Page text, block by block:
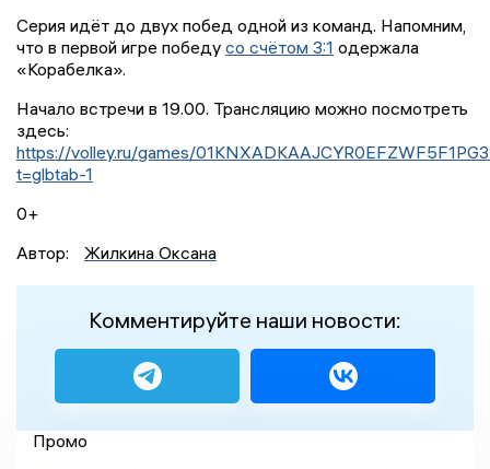
Серия идёт до двух побед одной из команд. Напомним,
что в первой игре победу со счётом 3:1 одержала
«Корабелка».
Начало встречи в 19.00. Трансляцию можно посмотреть
здесь:
https://volley.ru/games/
t=glbtab-1
0+
Автор:
Жилкина Оксана
Комментируйте наши новости:
Промо